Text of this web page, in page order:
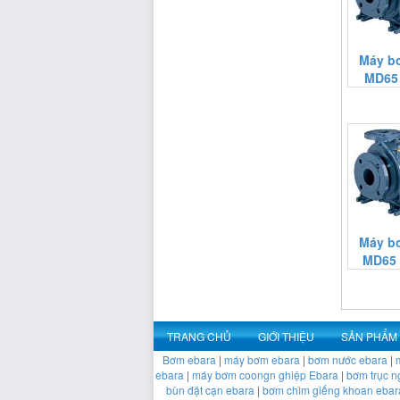
Máy
Máy
TRANG CHỦ GIỚI THIỆU SẢN PHẨM
Bơm ebara | máy bơm ebara | bơm nước ebara |
ebara | máy bơm coongn ghiệp Ebara | bơm trục
bùn đặt cạn ebara | bơm chìm giếng khoan